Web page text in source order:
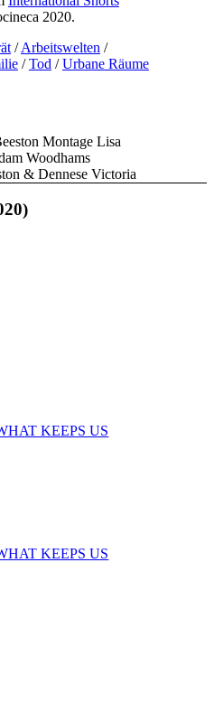
2020.
/Arbeitswelten /
/Tod /Urbane Räume
Montage Lisa
Woodhams
& Dennese Victoria
KEEPS US
KEEPS US